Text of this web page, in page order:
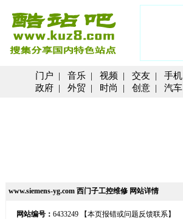
门户 | 音乐 | 视频 | 交友 | 手机
政府 | 外贸 | 时尚 | 创意 | 汽车
www.siemens-yg.com 西门子工控维修 网站详情
网站编号： 6433249 【本页报错或问题反馈联系】